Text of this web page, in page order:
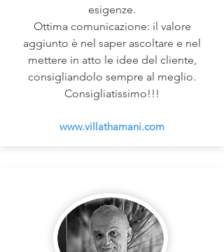
esigenze.
Ottima comunicazione: il valore
aggiunto è nel saper ascoltare e nel
mettere in atto le idee del cliente,
consigliandolo sempre al meglio.
Consigliatissimo!!!
www.villathamani.com